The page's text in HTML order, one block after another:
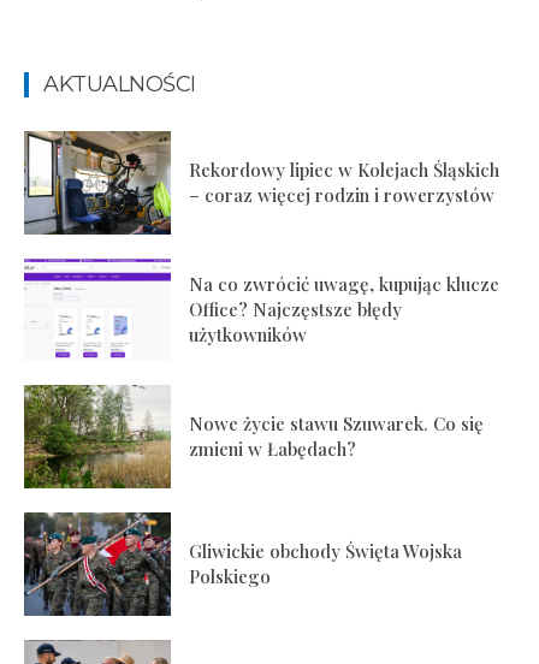
AKTUALNOŚCI
Rekordowy lipiec w Kolejach Śląskich
– coraz więcej rodzin i rowerzystów
Na co zwrócić uwagę, kupując klucze
Office? Najczęstsze błędy
użytkowników
Nowe życie stawu Szuwarek. Co się
zmieni w Łabędach?
Gliwickie obchody Święta Wojska
Polskiego